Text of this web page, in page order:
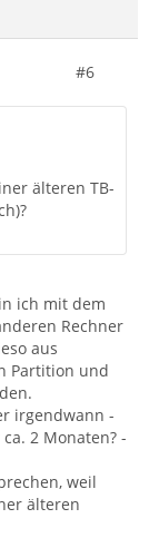
#6
älteren TB-
ich mit dem
Rechner
aus
Partition und
irgendwann -
2 Monaten? -
weil
älteren